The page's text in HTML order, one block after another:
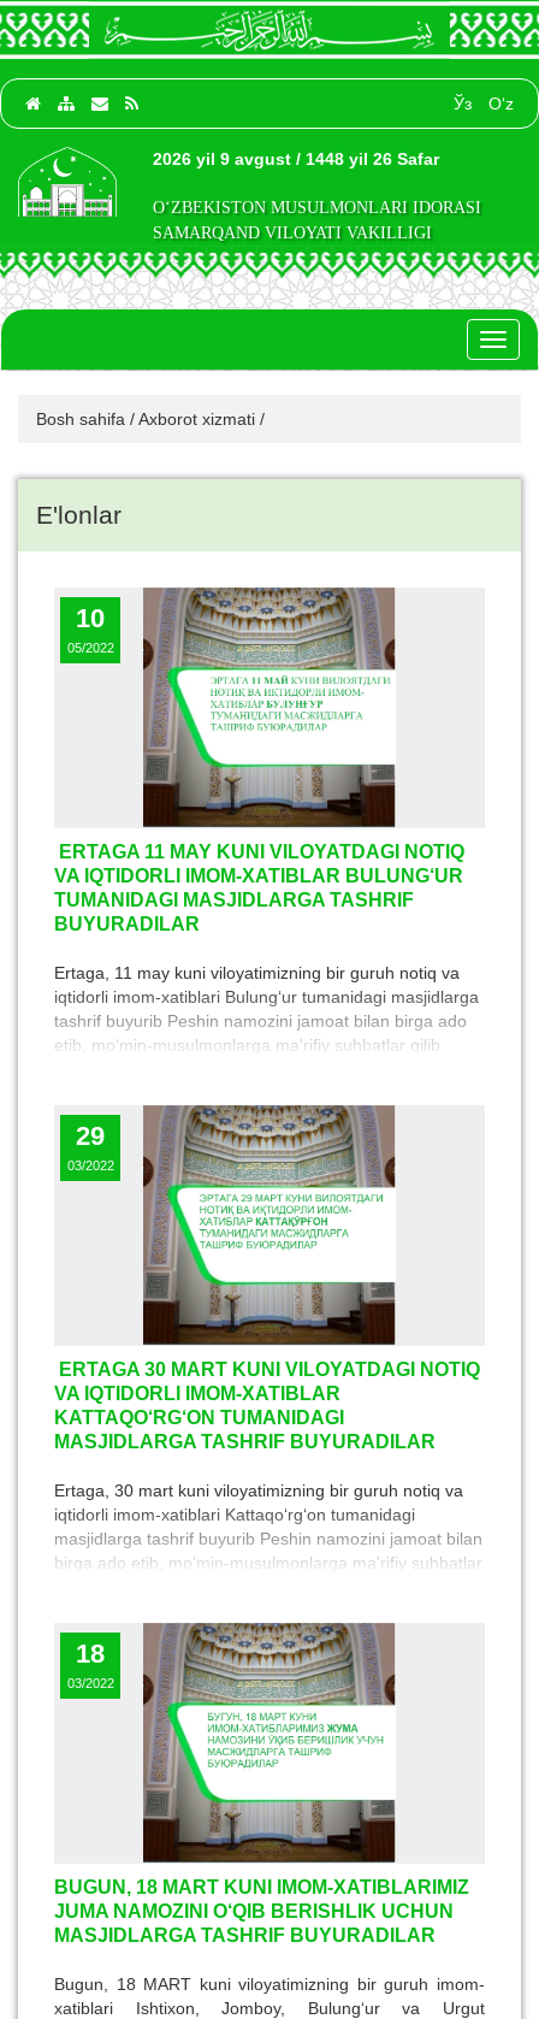
Ўз O‘z
2026 yil 9 avgust / 1448 yil 26 Safar
O‘ZBEKISTON MUSULMONLARI IDORASI
SAMARQAND VILOYATI VAKILLIGI
Bosh sahifa /Axborot xizmati /
E'lonlar
10
05/2022
ERTAGA 11 MAY KUNI VILOYATDAGI NOTIQ
VA IQTIDORLI IMOM-XATIBLAR BULUNG‘UR
TUMANIDAGI MASJIDLARGA TASHRIF
BUYURADILAR
Ertaga, 11 may kuni viloyatimizning bir guruh notiq va
iqtidorli imom-xatiblari Bulung‘ur tumanidagi masjidlarga
tashrif buyurib Peshin namozini jamoat bilan birga ado
etib, mo‘min-musulmonlarga ma'rifiy suhbatlar qilib
29
03/2022
ERTAGA 30 MART KUNI VILOYATDAGI NOTIQ
VA IQTIDORLI IMOM-XATIBLAR
KATTAQO‘RG‘ON TUMANIDAGI
MASJIDLARGA TASHRIF BUYURADILAR
Ertaga, 30 mart kuni viloyatimizning bir guruh notiq va
iqtidorli imom-xatiblari Kattaqo‘rg‘on tumanidagi
masjidlarga tashrif buyurib Peshin namozini jamoat bilan
birga ado etib, mo‘min-musulmonlarga ma'rifiy suhbatlar
18
03/2022
BUGUN, 18 MART KUNI IMOM-XATIBLARIMIZ
JUMA NAMOZINI O‘QIB BERISHLIK UCHUN
MASJIDLARGA TASHRIF BUYURADILAR
Bugun, 18 MART kuni viloyatimizning bir guruh imom-
xatiblari Ishtixon, Jomboy, Bulung‘ur va Urgut